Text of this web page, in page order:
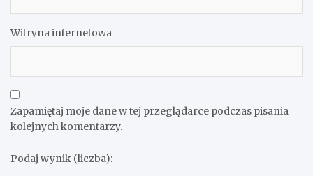
Witryna internetowa
Zapamiętaj moje dane w tej przeglądarce podczas pisania
kolejnych komentarzy.
Podaj wynik (liczba):